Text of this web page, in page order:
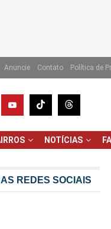
Anuncie Contato Política de
NOTÍCIAS
REDES SOCIAIS